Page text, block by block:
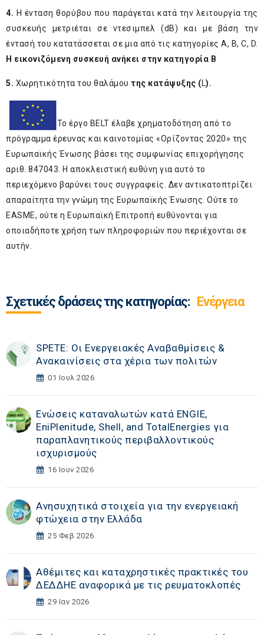
4. H ένταση θορύβου που παράγεται κατά την λειτουργία της
συσκευής μετριέται σε ντεσιμπελ (dB) και με βάση την
έντασή του κατατάσσεται σε μια από τις κατηγορίες Α, Β, C, D.
Η εικονιζόμενη συσκευή ανήκει στην κατηγορία Β
5. Χωρητικότητα του θαλάμου της κατάψυξης (L).
Το έργο BELT έλαβε χρηματοδότηση από το
πρόγραμμα έρευνας και καινοτομίας «Ορίζοντας 2020» της
Ευρωπαϊκής Ένωσης βάσει της συμφωνίας επιχορήγησης
αριθ. 847043. Η αποκλειστική ευθύνη για αυτό το
περιεχόμενο βαρύνει τους συγγραφείς. Δεν αντικατοπτρίζει
απαραίτητα την γνώμη της Ευρωπαϊκής Ένωσης. Ούτε το
EASME, ούτε η Ευρωπαϊκή Επιτροπή ευθύνονται για
οποιαδήποτε χρήση των πληροφοριών που περιέχονται σε
αυτήν.
Σχετικές δράσεις της κατηγορίας: Ενέργεια
SPETE: Οι Ενεργειακές Αναβαθμίσεις &
Ανακαινίσεις στα χέρια των πολιτών
01 Ιουλ 2026
Ενώσεις καταναλωτών κατά ENGIE,
EniPlenitude, Shell, and TotalEnergies για
παραπλανητικούς περιβαλλοντικούς
ισχυρισμούς
16 Ιουν 2026
Ανησυχητικά στοιχεία για την ενεργειακή
φτώχεια στην Ελλάδα
25 Φεβ 2026
Αθέμιτες και καταχρηστικές πρακτικές του
ΔΕΔΔΗΕ αναφορικά με τις ρευματοκλοπές
29 Ιαν 2026